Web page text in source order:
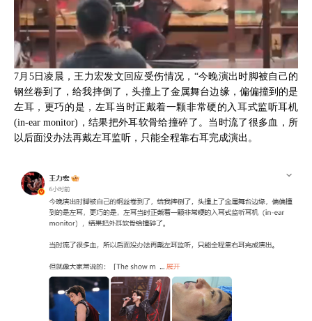
7月5日凌晨，王力宏发文回应受伤情况，“今晚演出时脚被自己的
钢丝卷到了，给我摔倒了，头撞上了金属舞台边缘，偏偏撞到的是
左耳，更巧的是，左耳当时正戴着一颗非常硬的入耳式监听耳机
(in-ear monitor)，结果把外耳软骨给撞碎了。当时流了很多血，所
以后面没办法再戴左耳监听，只能全程靠右耳完成演出。